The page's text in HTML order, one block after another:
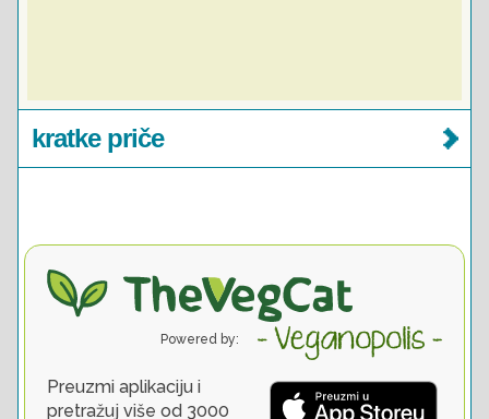
kratke priče